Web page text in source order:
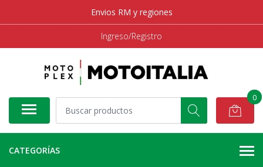
Envios RM y regiones
Ingreso/Registro
0
CATEGORÍAS